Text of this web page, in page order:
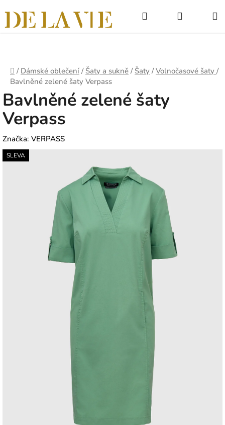
na
obsah
NÁKUPNÍ
KOŠÍK
Domů
/ Dámské oblečení / Šaty a sukně / Šaty / Volnočasové šaty /
Bavlněné zelené šaty Verpass
Bavlněné zelené šaty
Verpass
Značka: VERPASS
SLEVA